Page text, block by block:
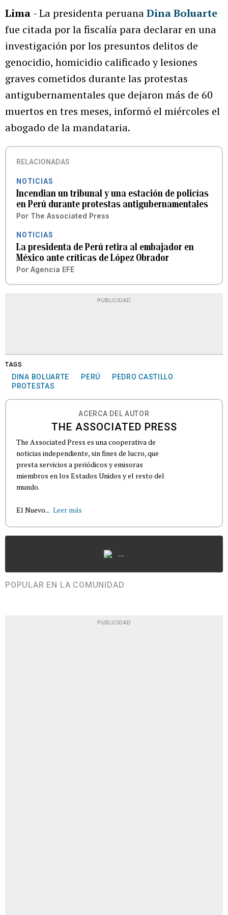
Lima - La presidenta peruanaDina Boluarte
fue citada por la fiscalía para declarar en una
investigación por los presuntos delitos de
genocidio, homicidio calificado y lesiones
graves cometidos durante las protestas
antigubernamentales que dejaron más de 60
muertos en tres meses, informó el miércoles el
abogado de la mandataria.
RELACIONADAS
NOTICIAS
Incendian un tribunal y una estación de policías
en Perú durante protestas antigubernamentales
Por The Associated Press
NOTICIAS
La presidenta de Perú retira al embajador en
México ante críticas de López Obrador
Por Agencia EFE
PUBLICIDAD
TAGS
DINA BOLUARTE PERÚ
PEDRO CASTILLO
PROTESTAS
ACERCA DEL AUTOR
THE ASSOCIATED PRESS
The Associated Press es una cooperativa de
noticias independiente, sin fines de lucro, que
presta servicios a periódicos y emisoras
miembros en los Estados Unidos y el resto del
mundo.
El Nuevo... Leer más
...
POPULAR EN LA COMUNIDAD
PUBLICIDAD